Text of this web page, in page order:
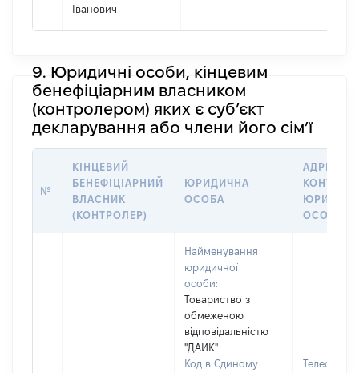
Іванович
9. Юридичні особи, кінцевим
бенефіціарним власником
(контролером) яких є суб’єкт
декларування або члени його сім’ї
№
КІНЦЕВИЙ
БЕНЕФІЦІАРНИЙ
ВЛАСНИК
(КОНТРОЛЕР)
ЮРИДИЧНА
ОСОБА
АДРЕСА
ОСОБИ
Найменування
юридичної
особи:
Товариство з
обмеженою
відповідальністю
"ДАИК"
Код в Єдиному
Телефон: